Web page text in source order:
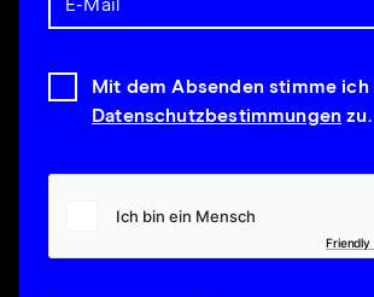
Mit dem Absenden stimme ich
Datenschutzbestimmungen zu.
Friendly